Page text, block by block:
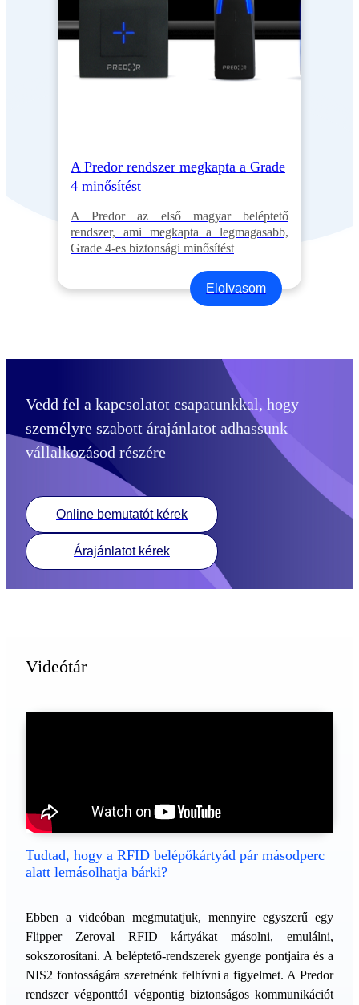
A Predor rendszer megkapta a Grade
4 minősítést
A Predor az első magyar beléptető
rendszer, ami megkapta a legmagasabb,
Grade 4-es biztonsági minősítést
Elolvasom
Vedd fel a kapcsolatot csapatunkkal, hogy
személyre szabott árajánlatot adhassunk
vállalkozásod részére
Online bemutatót kérek
Árajánlatot kérek
Videótár
Tudtad, hogy a RFID belépőkártyád pár másodperc
alatt lemásolhatja bárki?
Ebben a videóban megmutatjuk, mennyire egyszerű egy
Flipper Zeroval RFID kártyákat másolni, emulálni,
sokszorosítani. A beléptető-rendszerek gyenge pontjaira és a
NIS2 fontosságára szeretnénk felhívni a figyelmet. A Predor
rendszer végponttól végpontig biztonságos kommunikációt